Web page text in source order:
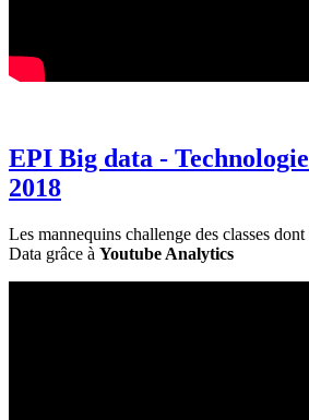
EPI Big data -
2018
Les mannequins challenge des classes
Data grâce à Youtube Analytics